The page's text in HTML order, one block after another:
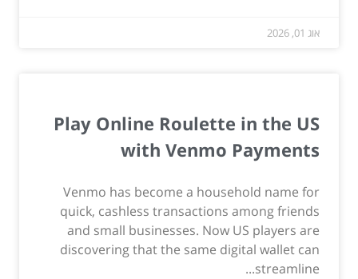
אוג 01, 2026
Play Online Roulette in the US
with Venmo Payments
Venmo has become a household name for
quick, cashless transactions among friends
and small businesses. Now US players are
discovering that the same digital wallet can
streamline...